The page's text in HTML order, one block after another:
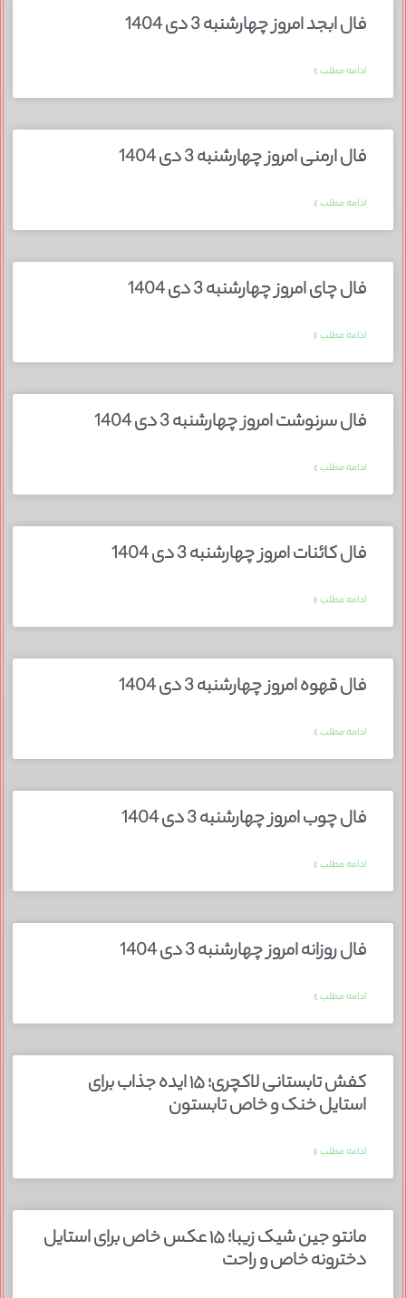
فال ابجد امروز چهارشنبه 3 دی 1404
ادامه مطلب »
فال ارمنی امروز چهارشنبه 3 دی 1404
ادامه مطلب »
فال چای امروز چهارشنبه 3 دی 1404
ادامه مطلب »
فال سرنوشت امروز چهارشنبه 3 دی 1404
ادامه مطلب »
فال کائنات امروز چهارشنبه 3 دی 1404
ادامه مطلب »
فال قهوه امروز چهارشنبه 3 دی 1404
ادامه مطلب »
فال چوب امروز چهارشنبه 3 دی 1404
ادامه مطلب »
فال روزانه امروز چهارشنبه 3 دی 1404
ادامه مطلب »
کفش تابستانی لاکچری؛ ۱۵ ایده‌ جذاب برای
استایل خنک و خاص تابستون
ادامه مطلب »
مانتو جین شیک زیبا؛ ۱۵ عکس خاص برای استایل
دخترونه خاص و راحت